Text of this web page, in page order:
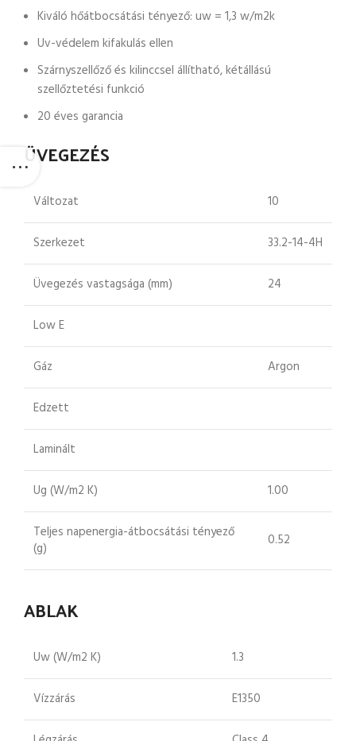
Kiváló hőátbocsátási tényező: uw = 1,3 w/m2k
Uv-védelem kifakulás ellen
Szárnyszellőző és kilinccsel állítható, kétállású
szellőztetési funkció
20 éves garancia
ÜVEGEZÉS
Változat 10
Szerkezet 33.2-14-4H
Üvegezés vastagsága (mm) 24
Low E
Gáz Argon
Edzett
Laminált
Ug (W/m2 K) 1.00
Teljes napenergia-átbocsátási tényező
(g)
0.52
ABLAK
Uw (W/m2 K) 1.3
Vízzárás E1350